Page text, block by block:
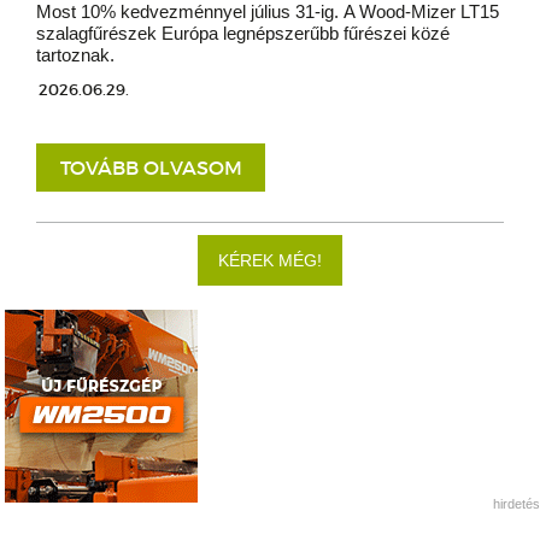
Most 10% kedvezménnyel július 31-ig. A Wood-Mizer LT15
szalagfűrészek Európa legnépszerűbb fűrészei közé
tartoznak.
2026.06.29.
TOVÁBB OLVASOM
KÉREK MÉG!
hirdetés